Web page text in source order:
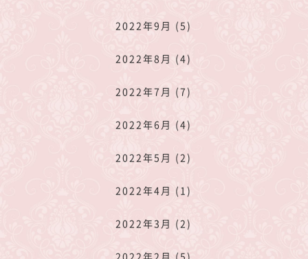
2022年9月 (5)
2022年8月 (4)
2022年7月 (7)
2022年6月 (4)
2022年5月 (2)
2022年4月 (1)
2022年3月 (2)
2022年2月 (5)